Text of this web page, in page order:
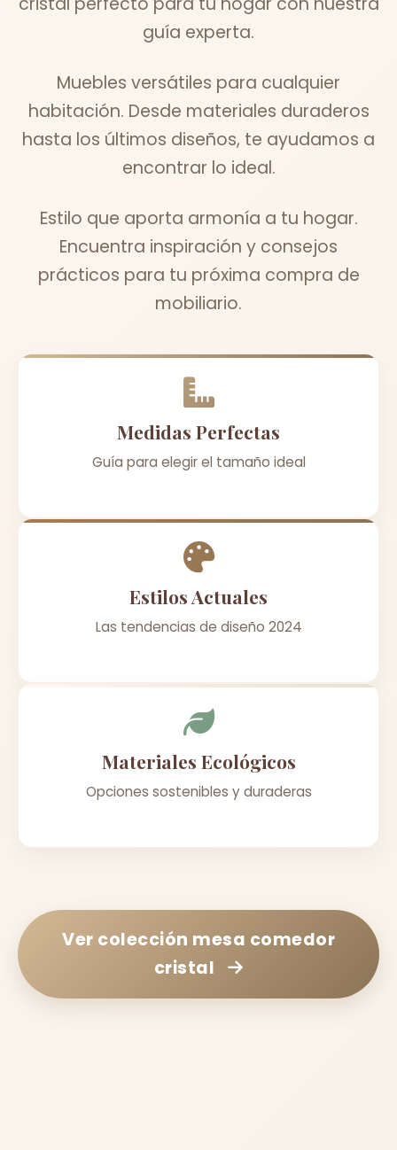
guía experta.
Muebles versátiles para cualquier
habitación. Desde materiales duraderos
hasta los últimos diseños, te ayudamos a
encontrar lo ideal.
Estilo que aporta armonía a tu hogar.
Encuentra inspiración y consejos
prácticos para tu próxima compra de
mobiliario.
Medidas Perfectas
Guía para elegir el tamaño ideal
Estilos Actuales
Las tendencias de diseño 2024
Materiales Ecológicos
Opciones sostenibles y duraderas
Ver colección mesa comedor
cristal